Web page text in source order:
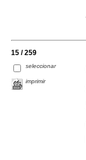
15 / 259
seleccionar
imprimir